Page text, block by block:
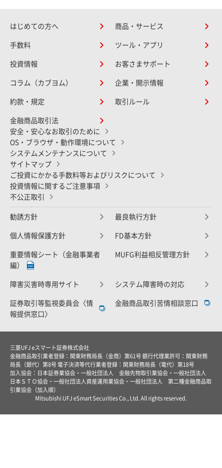
はじめての方へ 商品・サービス
手数料 ツール・アプリ
投資情報 お客さまサポート
コラム（カブヨム） 企業・開示情報
約款・規定 取引ルール
金融商品取引法
安全・安心なお取引のために
OS・ブラウザ・動作環境について
システムメンテナンスについて
サイトマップ
ご投資にかかる手数料等およびリスクについて
投資情報に関するご注意事項
不公正取引
勧誘方針 最良執行方針
個人情報保護方針 FD基本方針
重要情報シート（金融事業者
編）
MUFG利益相反管理方針
障害災害時専用サイト システム障害時の対応
証券取引等監視委員会〈情
報提供窓口〉
金融商品取引苦情相談窓口
三菱UFJ eスマート証券株式会社
金融商品取引業者登録：関東財務局長（金商）第61号 銀行代理業許可：関東財務
局長（銀代）第8号 電子決済等代行業者登録：関東財務局長（電代）第18号
加入協会：日本証券業協会・一般社団法人 金融先物取引業協会・一般社団法人
日本ＳＴＯ協会・一般社団法人資産運用業協会・一般社団法人 第二種金融商品取
引業協会（加入順）
Mitsubishi UFJ eSmart Securities Co., Ltd. All rights reserved.